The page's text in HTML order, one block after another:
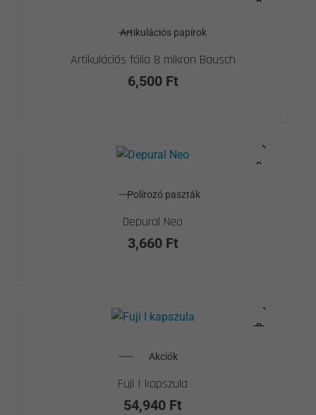
Artikulációs papírok
Artikulációs fólia 8 mikron Bausch
6,500 Ft
Polírozó paszták
Depural Neo
3,660 Ft
Akciók
Fuji I kapszula
54,940 Ft